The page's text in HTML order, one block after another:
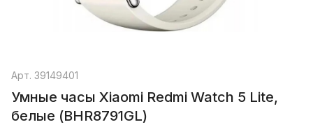
Арт. 39149401
Умные часы Xiaomi Redmi Watch 5 Lite,
белые (BHR8791GL)